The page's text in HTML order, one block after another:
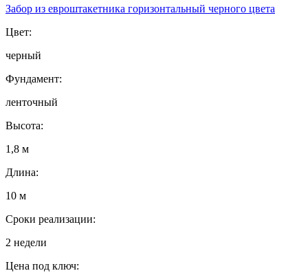
Забор из евроштакетника горизонтальный черного цвета
Цвет:
черный
Фундамент:
ленточный
Высота:
1,8 м
Длина:
10 м
Сроки реализации:
2 недели
Цена под ключ: